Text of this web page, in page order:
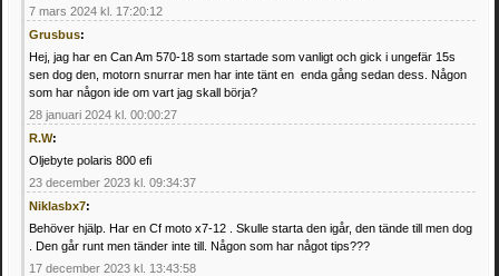
7 mars 2024 kl. 17:20:12
Grusbus:
Hej, jag har en Can Am 570-18 som startade som vanligt och gick i ungefär 15s
sen dog den, motorn snurrar men har inte tänt en enda gång sedan dess. Någon
som har någon ide om vart jag skall börja?
28 januari 2024 kl. 00:00:27
R.W:
Oljebyte polaris 800 efi
23 december 2023 kl. 09:34:37
Niklasbx7:
Behöver hjälp. Har en Cf moto x7-12 . Skulle starta den igår, den tände till men dog
. Den går runt men tänder inte till. Någon som har något tips???
17 december 2023 kl. 13:43:58